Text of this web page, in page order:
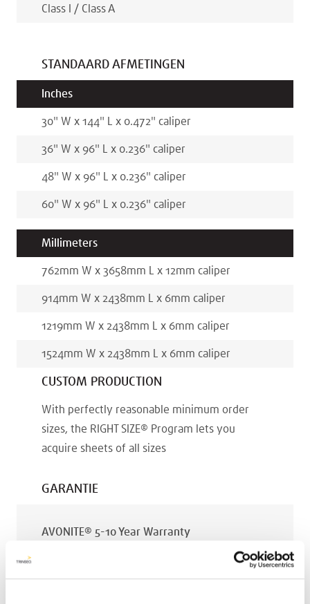
Class I / Class A
STANDAARD AFMETINGEN
Inches
30" W x 144" L x 0.472" caliper
36" W x 96" L x 0.236" caliper
48" W x 96" L x 0.236" caliper
60" W x 96" L x 0.236" caliper
Millimeters
762mm W x 3658mm L x 12mm caliper
914mm W x 2438mm L x 6mm caliper
1219mm W x 2438mm L x 6mm caliper
1524mm W x 2438mm L x 6mm caliper
CUSTOM PRODUCTION
With perfectly reasonable minimum order
sizes, the RIGHT SIZE® Program lets you
acquire sheets of all sizes
GARANTIE
AVONITE® 5-10 Year Warranty
DATUM GEPUBLICEERD: